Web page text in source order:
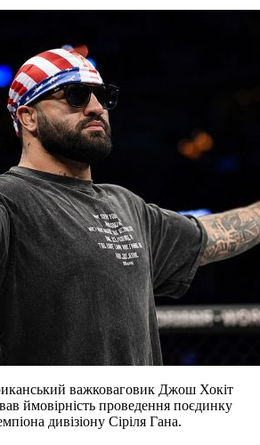
важковаговик Джош Хокіт
ймовірність проведення поєдинку
дивізіону Сіріля Гана.